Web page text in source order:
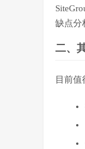
缺点分
二、
目前值